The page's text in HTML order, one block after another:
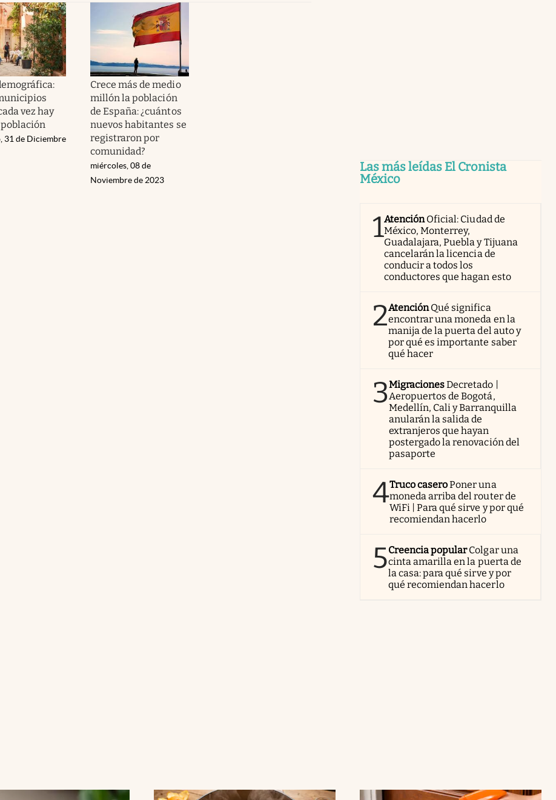
vez hay
31 de Diciembre
Crece más de medio
millón la población
de España: ¿cuántos
nuevos habitantes se
registraron por
comunidad?
miércoles, 08 de
Noviembre de 2023
Las más leídas El Cronista
México
1AtenciónOficial: Ciudad de
México, Monterrey,
Guadalajara, Puebla y Tijuana
cancelarán la licencia de
conducir a todos los
conductores que hagan esto
2AtenciónQué significa
encontrar una moneda en la
manija de la puerta del auto y
por qué es importante saber
qué hacer
3MigracionesDecretado |
Aeropuertos de Bogotá,
Medellín, Cali y Barranquilla
anularán la salida de
extranjeros que hayan
postergado la renovación del
pasaporte
4Truco caseroPoner una
moneda arriba del router de
WiFi | Para qué sirve y por qué
recomiendan hacerlo
5Creencia popularColgar una
cinta amarilla en la puerta de
la casa: para qué sirve y por
qué recomiendan hacerlo